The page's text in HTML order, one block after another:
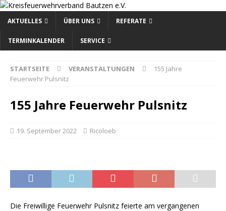
AKTUELLES ÜBER UNS REFERATE
TERMINKALENDER SERVICE
STARTSEITE VERANSTALTUNGEN
155 Jahre
Feuerwehr Pulsnitz
155 Jahre Feuerwehr Pulsnitz
19. September 2022 Ricoloeb
Die Freiwillige Feuerwehr Pulsnitz feierte am vergangenen